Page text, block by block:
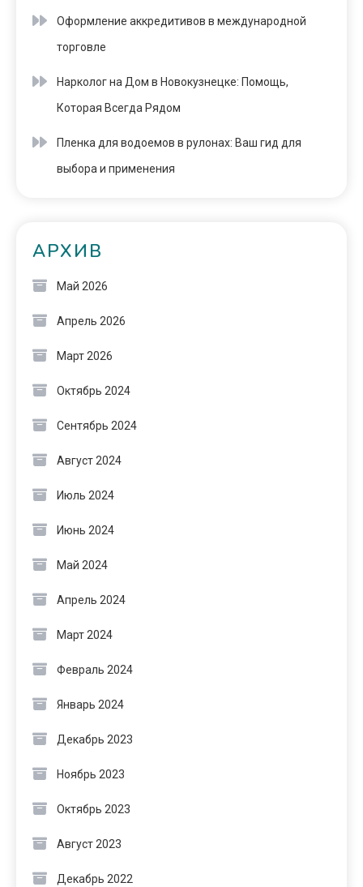
Оформление аккредитивов в международной
торговле
Нарколог на Дом в Новокузнецке: Помощь,
Которая Всегда Рядом
Пленка для водоемов в рулонах: Ваш гид для
выбора и применения
АРХИВ
Май 2026
Апрель 2026
Март 2026
Октябрь 2024
Сентябрь 2024
Август 2024
Июль 2024
Июнь 2024
Май 2024
Апрель 2024
Март 2024
Февраль 2024
Январь 2024
Декабрь 2023
Ноябрь 2023
Октябрь 2023
Август 2023
Декабрь 2022